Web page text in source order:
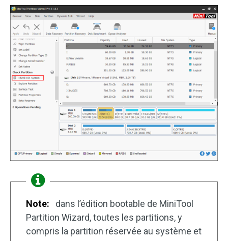
Note:
dans l’édition bootable de MiniTool
Partition Wizard, toutes les partitions, y
compris la partition réservée au système et